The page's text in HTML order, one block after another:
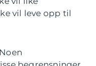
vil leve opp til